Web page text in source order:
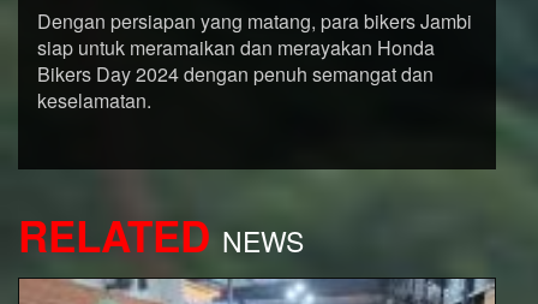
Dengan persiapan yang matang, para bikers Jambi
siap untuk meramaikan dan merayakan Honda
Bikers Day 2024 dengan penuh semangat dan
keselamatan.
RELATED NEWS